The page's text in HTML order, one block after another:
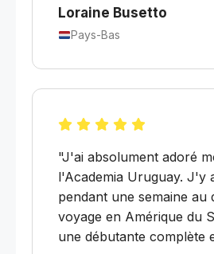
sympathique et serviable,
d'accueil rendront votre
entre 2 et 6 personnes,
réduit par rapport aux
propres supports
emploient la langue
en Uruguay et abordent
sujets pertinents,
contemporains et souvent
amusants."
Loraine Busetto
Pays-Bas
"J'ai absolument adoré
l'Academia Uruguay. J'y
pendant une semaine au
voyage en Amérique du
une débutante complète